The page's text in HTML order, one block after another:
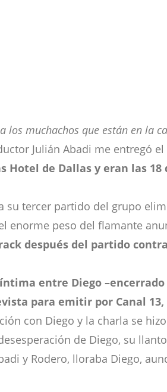
los muchachos que están en
Julián Abadi me entregó
Hotel de Dallas y eran las 18
su tercer partido del grupo
enorme peso del flamante
después del partido
entre Diego
para emitir por Canal
con Diego y la charla se
de Diego, su
y Rodero, lloraba Diego,